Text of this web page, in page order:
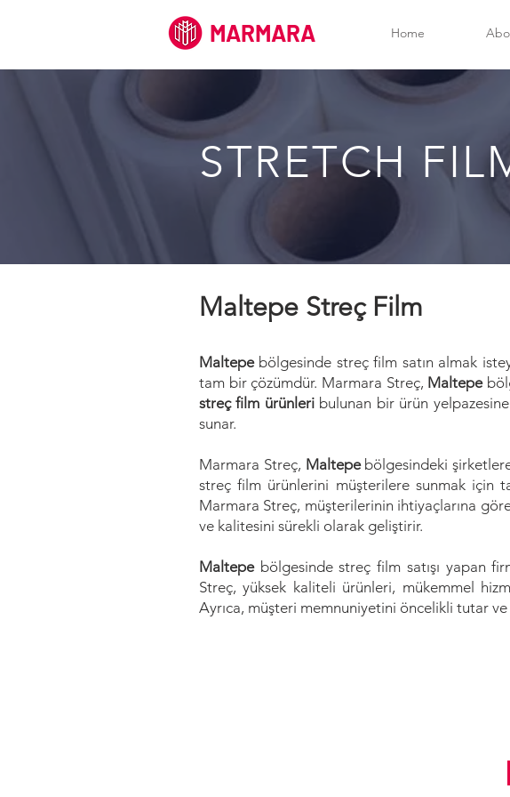
MARMARA Home
STRETCH
Maltepe Streç Film
Maltepe bölgesinde streç film satın almak
tam bir çözümdür. Marmara Streç, Maltepe
streç film ürünleribulunan bir ürün
sunar.
Marmara Streç, Maltepe bölgesindeki
streç film ürünlerini müşterilere sunmak için
Marmara Streç, müşterilerinin ihtiyaçlarına
ve kalitesini sürekli olarak geliştirir.
Maltepe bölgesinde streç film satışı yapan
Streç, yüksek kaliteli ürünleri, mükemmel
Ayrıca, müşteri memnuniyetini öncelikli tutar ve